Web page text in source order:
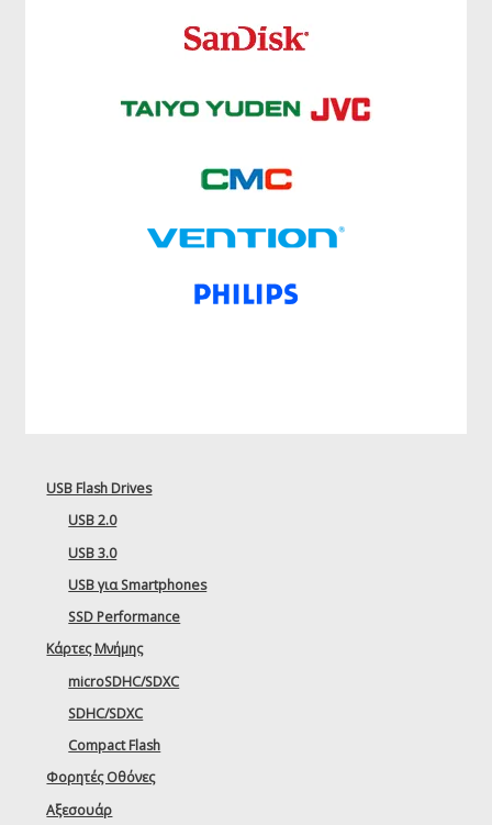
USB Flash Drives
USB 2.0
USB 3.0
USB για Smartphones
SSD Performance
Κάρτες Μνήμης
microSDHC/SDXC
SDHC/SDXC
Compact Flash
Φορητές Οθόνες
Αξεσουάρ